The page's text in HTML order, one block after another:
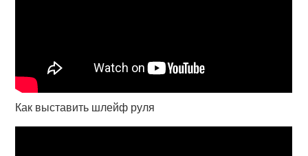
Как выставить шлейф руля